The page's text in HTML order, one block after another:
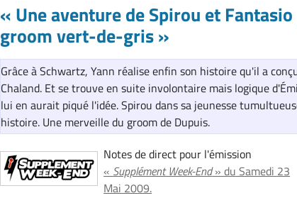
« Une aventure de Spirou et
groom vert-de-gris »
Grâce à Schwartz, Yann réalise enfin son histoire qu'il a
Chaland. Et se trouve en suite involontaire mais logique
lui en aurait piqué l'idée. Spirou dans sa jeunesse
histoire. Une merveille du groom de Dupuis.
Notes de direct pour l'émission
« Supplément Week-End» du Samedi 23
Mai 2009.